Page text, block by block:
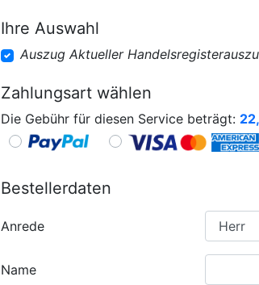
Ihre Auswahl
Auszug Aktueller
Zahlungsart wählen
Die Gebühr für diesen Service beträgt:
Bestellerdaten
Anrede
Name